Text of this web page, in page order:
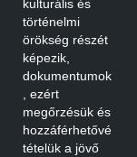
kulturális és
történelmi
örökség részét
képezik,
dokumentumok
, ezért
megőrzésük és
hozzáférhetővé
tételük a jövő